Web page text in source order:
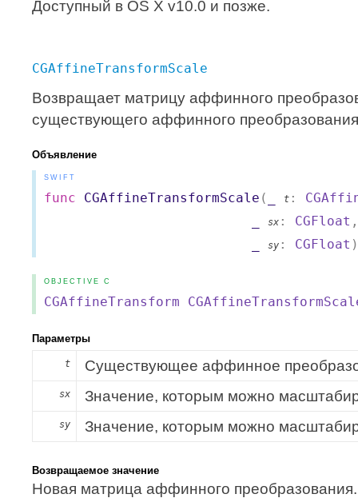
Доступный в OS X v10.0 и позже.
CGAffineTransformScale
Возвращает матрицу аффинного
существующего аффинного
Объявление
SWIFT
func CGAffineTransformScale ( t :
sx : CGFloat ,
sy : CGFloat
OBJECTIVE C
CGAffineTransform
Параметры
t Существующее аффинное
sx Значение, которым можно
sy Значение, которым можно
Возвращаемое значение
Новая матрица аффинного преобразования.